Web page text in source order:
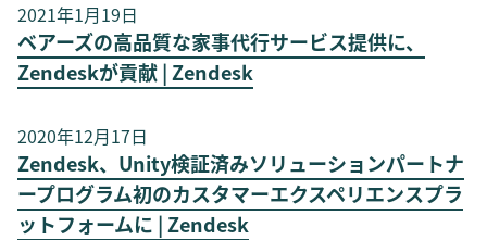
2021年1月19日
ベアーズの高品質な家事代行サービス提供に、
Zendeskが貢献 | Zendesk
2020年12月17日
Zendesk、Unity検証済みソリューションパートナ
ープログラム初のカスタマーエクスペリエンスプラ
ットフォームに | Zendesk